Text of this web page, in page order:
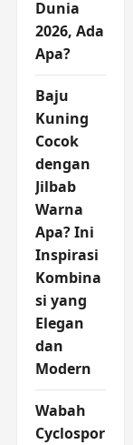
Dunia
2026, Ada
Apa?
Baju
Kuning
Cocok
dengan
Jilbab
Warna
Apa? Ini
Inspirasi
Kombina
si yang
Elegan
dan
Modern
Wabah
Cyclospor